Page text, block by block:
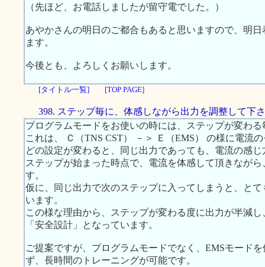
（先ほど、お電話しましたが留守電でした。）
あやかさんの明日のご都合もあると思いますので、明
ます。
今後とも、よろしくお願いします。
[タイトル一覧] [TOP PAGE]
398. ステップ毎に、体感しながら出力を調整して下
プログラムモードをお使いの時には、ステップが変わ
これは、 Ｃ（TNS CST） －＞ Ｅ（EMS） の様に電流
どの設定が変わると、同じ出力であっても、電流の感
ステップが始まった時点で、電流を体感して頂きなが
す。
仮に、同じ出力で次のステップに入ってしまうと、と
います。
この様な理由から、ステップが変わる度に出力が半減
「安全設計」となっています。
ご提案ですが、プログラムモードでなく、EMSモード
ず、長時間のトレーニングが可能です。